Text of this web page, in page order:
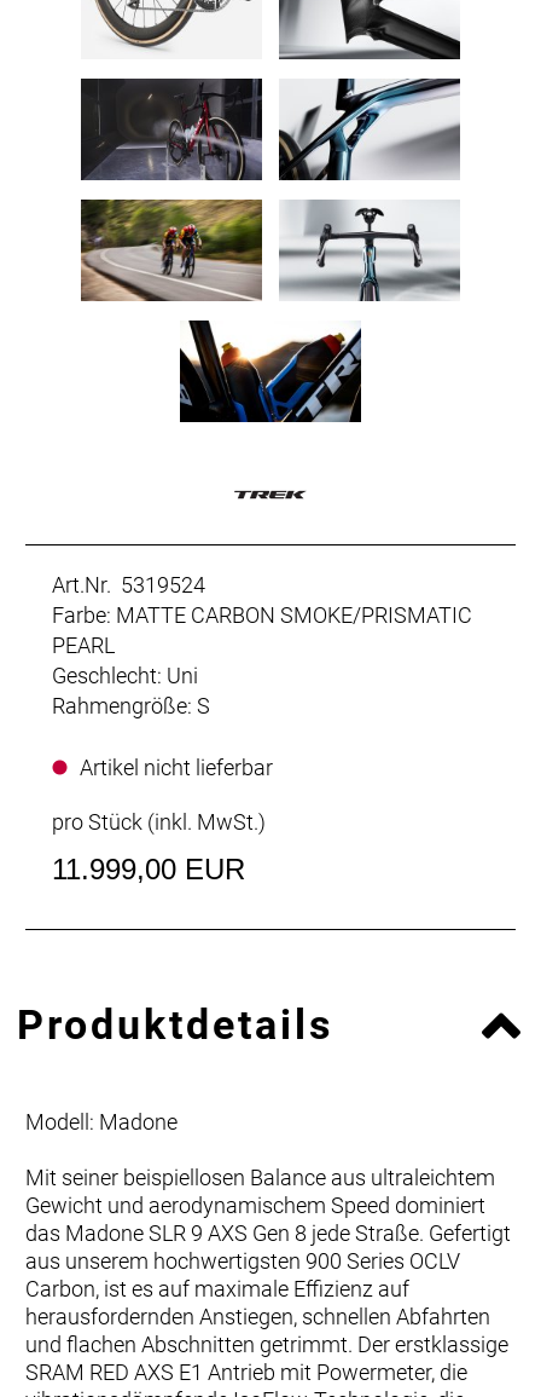
Art.Nr. 5319524
Farbe: MATTE CARBON SMOKE/PRISMATIC
PEARL
Geschlecht: Uni
Rahmengröße: S
Artikel nicht lieferbar
pro Stück (inkl. MwSt.)
11.999,00 EUR
Produktdetails
Modell: Madone
Mit seiner beispiellosen Balance aus ultraleichtem
Gewicht und aerodynamischem Speed dominiert
das Madone SLR 9 AXS Gen 8 jede Straße. Gefertigt
aus unserem hochwertigsten 900 Series OCLV
Carbon, ist es auf maximale Effizienz auf
herausfordernden Anstiegen, schnellen Abfahrten
und flachen Abschnitten getrimmt. Der erstklassige
SRAM RED AXS E1 Antrieb mit Powermeter, die